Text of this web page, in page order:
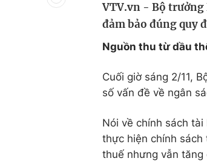
Chất
VTV.vn - Bộ trưởng
đảm bảo đúng quy
Nguồn thu từ dầu
Cuối giờ sáng 2/11,
số vấn đề về ngân
Nói về chính sách
thực hiện chính sách
thuế nhưng vẫn tăng